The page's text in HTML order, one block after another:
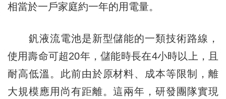
相當於一戶家庭約一年的用電量。
釩液流電池是新型儲能的一類技術路線，
使用壽命可超20年，儲能時長在4小時以上，且
耐高低溫。此前由於原材料、成本等限制，離
大規模應用尚有距離。這兩年，研發團隊實現